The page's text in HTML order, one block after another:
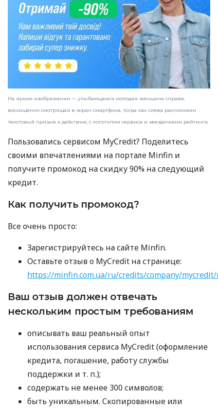
На ярком изображении — улыбающаяся молодая женщина справа,
восхищенно смотрящая в экран смартфона, тогда как слева расположен
текстовый призыв к действию, с логотипом сервиса и звездочками рейтинга.
Пользовались сервисом MyCredit? Поделитесь
своими впечатлениями на портале Minfin и
получите промокод на скидку 90% на следующий
кредит.
Как получить промокод?
Все очень просто:
Зарегистрируйтесь на сайте Minfin.
Оставьте отзыв о MyCredit на странице:
https://minfin.com.ua/ru/credits/company/
Ваш отзыв должен отвечать
нескольким простым требованиям
описывать ваш реальный опыт
использования сервиса MyCredit (оформление
кредита, погашение, работу службы
поддержки и т. п.);
содержать не менее 300 символов;
быть уникальным. Скопированные или